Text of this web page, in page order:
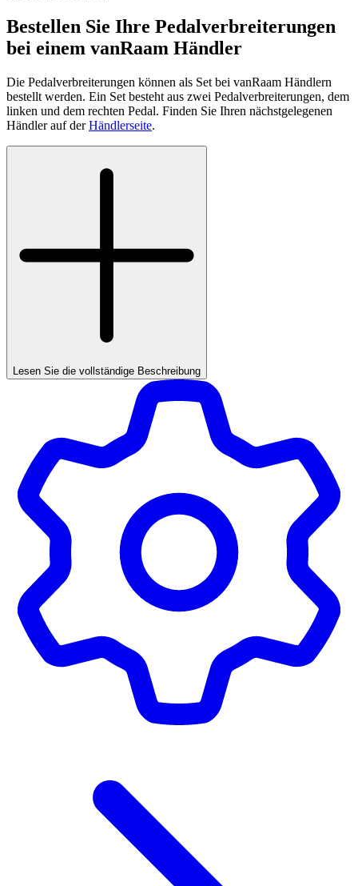
Bestellen Sie Ihre Pedalverbreiterungen
bei einem vanRaam Händler
Die Pedalverbreiterungen können als Set bei vanRaam Händlern
bestellt werden. Ein Set besteht aus zwei Pedalverbreiterungen, dem
linken und dem rechten Pedal. Finden Sie Ihren nächstgelegenen
Händler auf derHändlerseite.
Lesen Sie die vollständige Beschreibung